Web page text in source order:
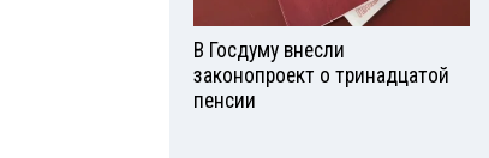
В Госдуму внесли
законопроект о тринадцатой
пенсии